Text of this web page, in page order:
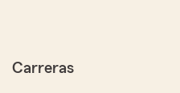
Carreras